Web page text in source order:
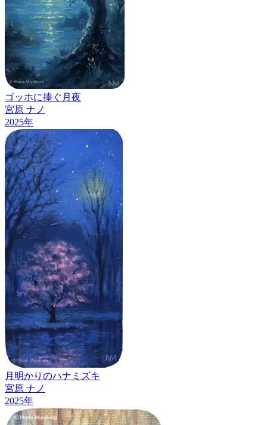
ゴッホに捧ぐ月夜
宮原 ナノ
2025年
月明かりのハナミズキ
宮原 ナノ
2025年